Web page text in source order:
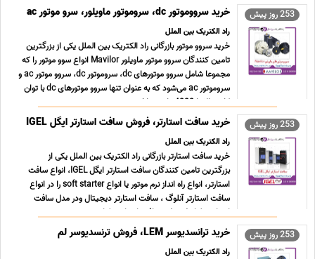
253 روز پیش خرید سرووموتور dc، سروموتور ماویلور، سرو موتور ac
راد الکتریک بین الملل
خرید سروو موتور بازرگانی راد الکتریک بین الملل یکی از بزرگترین
تامین کنندگان سروو موتور ماویلور Mavilor انواع سوو موتور را که
مجموعا شامل سروو موتورهای dc، سروموتور dc، سروو موتور ac و
سروموتور ac می‌شود که به عنوان تنها سروو موتورهای dc با توان
کاری بالا تا 4000 وات شناخته شده و ... ...
253 روز پیش خرید سافت استارتر، فروش سافت استارتر ایگل IGEL
راد الکتریک بین الملل
خرید سافت استارتر بازرگانی راد الکتریک بین الملل یکی از
بزرگترین تامین کنندگان سافت استارتر ایگل IGEL، انواع سافت
استارتر، انواع راه انداز نرم موتور یا انواع soft starter را در انواع
سافت استارتر آنلوگ ، سافت استارتر دیجیتال ودر مدل سافت
استارتر ولتاژ ضعیف، سافت استارتر ولتاژ متو ... ...
253 روز پیش خرید ترانسدیوسر LEM، فروش ترنسدیوسر لم
راد الکتریک بین الملل